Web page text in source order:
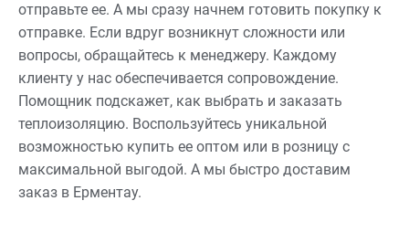
отправьте ее. А мы сразу начнем готовить покупку к
отправке. Если вдруг возникнут сложности или
вопросы, обращайтесь к менеджеру. Каждому
клиенту у нас обеспечивается сопровождение.
Помощник подскажет, как выбрать и заказать
теплоизоляцию. Воспользуйтесь уникальной
возможностью купить ее оптом или в розницу с
максимальной выгодой. А мы быстро доставим
заказ в Ерментау.